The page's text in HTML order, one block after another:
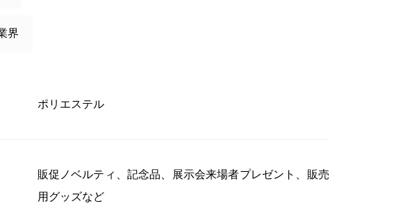
界
ポリエステル
販促ノベルティ、記念品、展示会来場者プレゼント、販売
用グッズなど